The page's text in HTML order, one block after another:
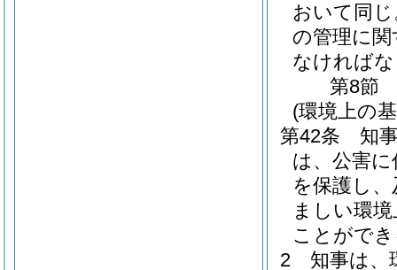
おいて同じ
の管理に
なければ
第8節
(環境上の
第42条
知
は、公害
を保護し
ましい環
ことがで
2
知事は、